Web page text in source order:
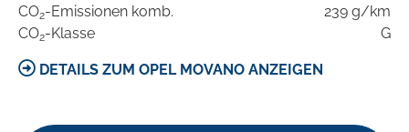
CO2-Emissionen komb.
239 g/km
CO2-Klasse G
DETAILS ZUM OPEL MOVANO ANZEIGEN